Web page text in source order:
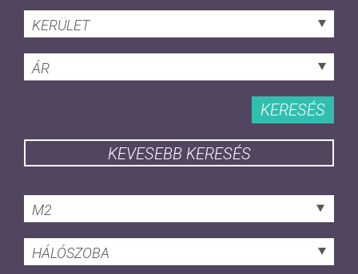
KERÜLET
ÁR
KERESÉS
KEVESEBB KERESÉS
M2
HÁLÓSZOBA